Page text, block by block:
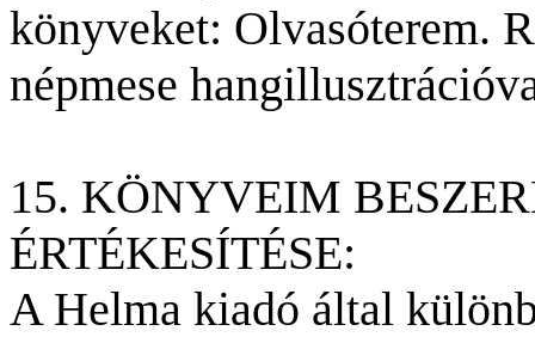
könyveket: Olvasóterem.
népmese
15. KÖNYVEIM
ÉRTÉKESÍTÉSE:
A Helma kiadó által